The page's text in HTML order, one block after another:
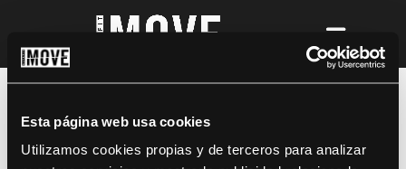
Esta página web usa cookies
Utilizamos cookies propias y de terceros para analizar
¡Para disfrutar de ALTAFIT MOVE tienes
así podrás acceder a todos nuestros
entrenamientos y clases online donde
quieras!